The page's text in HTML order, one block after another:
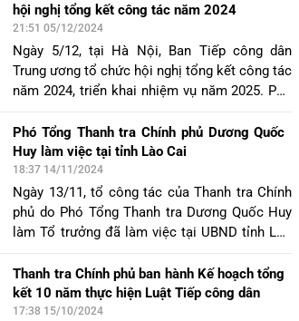
hội nghị tổng kết công tác năm 2024
21:51 05/12/2024
Ngày 5/12, tại Hà Nội, Ban Tiếp công dân
Trung ương tổ chức hội nghị tổng kết công tác
năm 2024, triển khai nhiệm vụ năm 2025. Phó
và phát biểu chỉ đạo hội nghị.
Phó Tổng Thanh tra Chính phủ Dương Quốc
Huy làm việc tại tỉnh Lào Cai
18:37 14/11/2024
Ngày 13/11, tổ công tác của Thanh tra Chính
phủ do Phó Tổng Thanh tra Dương Quốc Huy
làm Tổ trưởng đã làm việc tại UBND tỉnh Lào
công dân (TCD), phương án đảm bảo an ninh,
trật tự phục vụ Đại hội Đảng và nắm tình hình
các vụ việc khiếu nại, tố cáo (KNTC) đông
Thanh tra Chính phủ ban hành Kế hoạch tổng
kết 10 năm thực hiện Luật Tiếp công dân
17:38 15/10/2024